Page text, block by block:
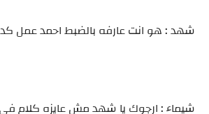
شهد : هو انت عارفه بالضبط احمد عمل
شيماء : ارجوك يا شهد مش عايزه كلام